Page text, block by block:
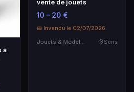
à
vente de jouets
10 – 20 €
📅 Invendu le 02/07/2026
Sens